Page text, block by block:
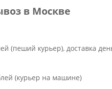
в Москве
(пеший курьер), доставка
(курьер на машине)